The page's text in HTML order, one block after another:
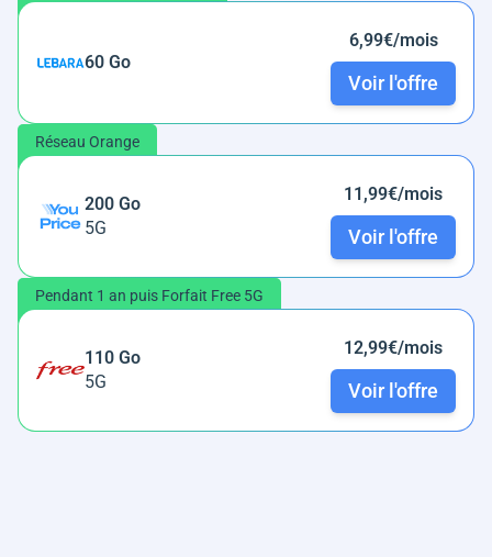
60 Go
6,99€/mois
Voir l'offre
Réseau Orange
200 Go
5G
11,99€/mois
Voir l'offre
Pendant 1 an puis Forfait Free 5G
110 Go
5G
12,99€/mois
Voir l'offre